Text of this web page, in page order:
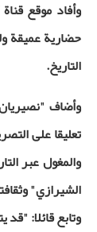
وأفاد موقع
التاريخ.
وأضاف
تعليقا على
والمغول عبر
الشيرازي"
وتابع قائلا: